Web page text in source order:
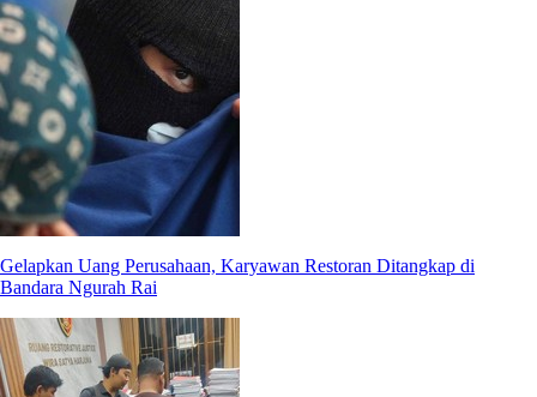
Gelapkan Uang Perusahaan, Karyawan Restoran Ditangkap di
Bandara Ngurah Rai